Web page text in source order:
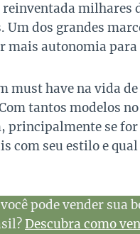
milhares
dos grandes
mais autonomia
must have na vida
tantos modelos
principalmente se
com seu estilo e
pode vender
Descubra como